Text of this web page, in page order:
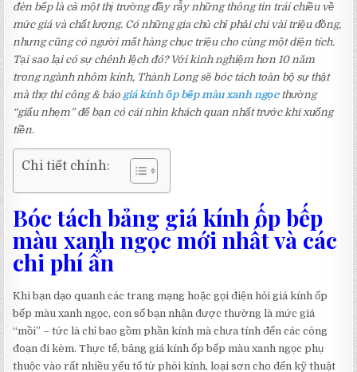
đèn bếp là cả một thị trường đầy rẫy những thông tin trái chiều về
mức giá và chất lượng. Có những gia chủ chỉ phải chi vài triệu đồng,
nhưng cũng có người mất hàng chục triệu cho cùng một diện tích.
Tại sao lại có sự chênh lệch đó? Với kinh nghiệm hơn 10 năm
trong ngành nhôm kính, Thành Long sẽ bóc tách toàn bộ sự thật
mà thợ thi công & báo giá kính ốp bếp màu xanh ngọcthường
“giấu nhẹm” để bạn có cái nhìn khách quan nhất trước khi xuống
tiền.
Chi tiết chính:
Bóc tách bảng giá kính ốp bếp
màu xanh ngọc mới nhất và các
chi phí ẩn
Khi bạn dạo quanh các trang mạng hoặc gọi điện hỏi giá kính ốp
bếp màu xanh ngọc, con số bạn nhận được thường là mức giá
“mồi” – tức là chỉ bao gồm phần kính mà chưa tính đến các công
đoạn đi kèm. Thực tế, bảng giá kính ốp bếp màu xanh ngọc phụ
thuộc vào rất nhiều yếu tố từ phôi kính, loại sơn cho đến kỹ thuật